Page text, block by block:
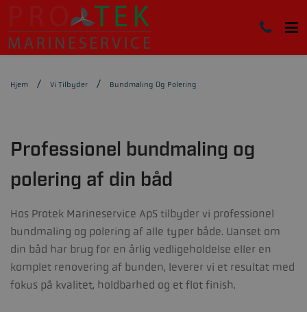
Hjem Vi Tilbyder Bundmaling Og Polering
Professionel bundmaling og
polering af din båd
Hos Protek Marineservice ApS tilbyder vi professionel
bundmaling og polering af alle typer både. Uanset om
din båd har brug for en årlig vedligeholdelse eller en
komplet renovering af bunden, leverer vi et resultat med
fokus på kvalitet, holdbarhed og et flot finish.